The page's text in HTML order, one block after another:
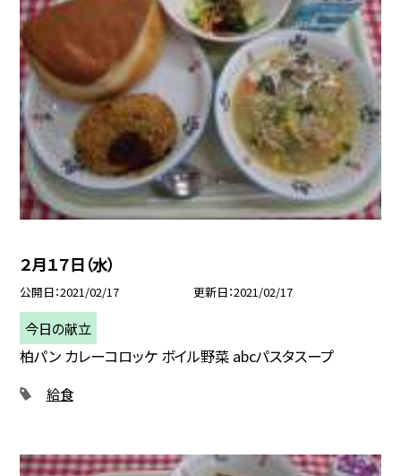
２月１７日（水）
公開日 2021/02/17 更新日 2021/02/17
今日の献立
柏パン カレーコロッケ ボイル野菜 abcパスタスープ
給食